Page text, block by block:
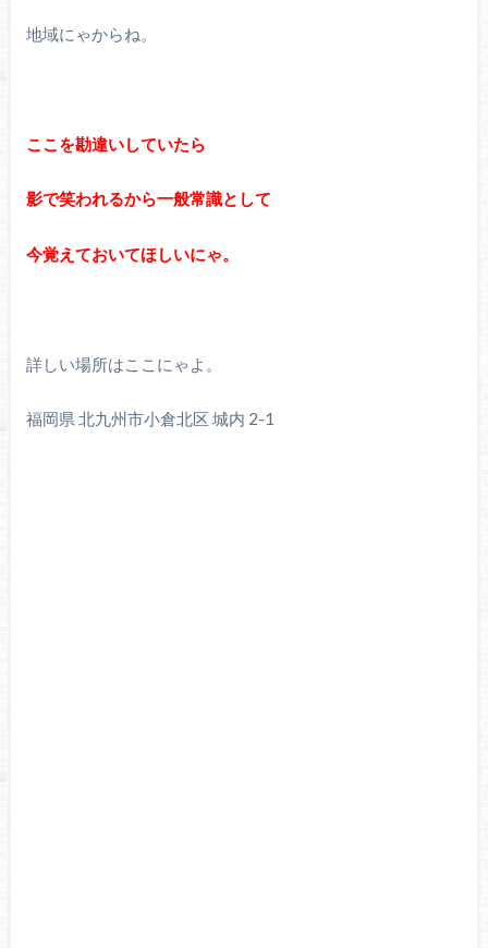
地域にゃからね。
ここを勘違いしていたら
影で笑われるから一般常識として
今覚えておいてほしいにゃ。
詳しい場所はここにゃよ。
福岡県 北九州市小倉北区 城内 2-1